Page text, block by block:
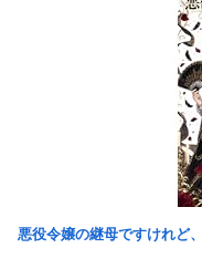
【画像】廃墟化したレン
まっていると話題にｗｗ
【悲報】女性配信者「ア
【画像】ハンターハンタ
てしまうｗｗｗｗｗｗｗ
【画像】週刊少年マガジ
【動画】甲子園の女性審
日本に対抗報復時、韓国
実際『ゼルダ 時オカ』→
チェリ男の悠遊自適
THE NEUTRALのしげる
開される！めっちゃ楽し
なんでパチンコってこん
悪役令嬢の継母ですけれど